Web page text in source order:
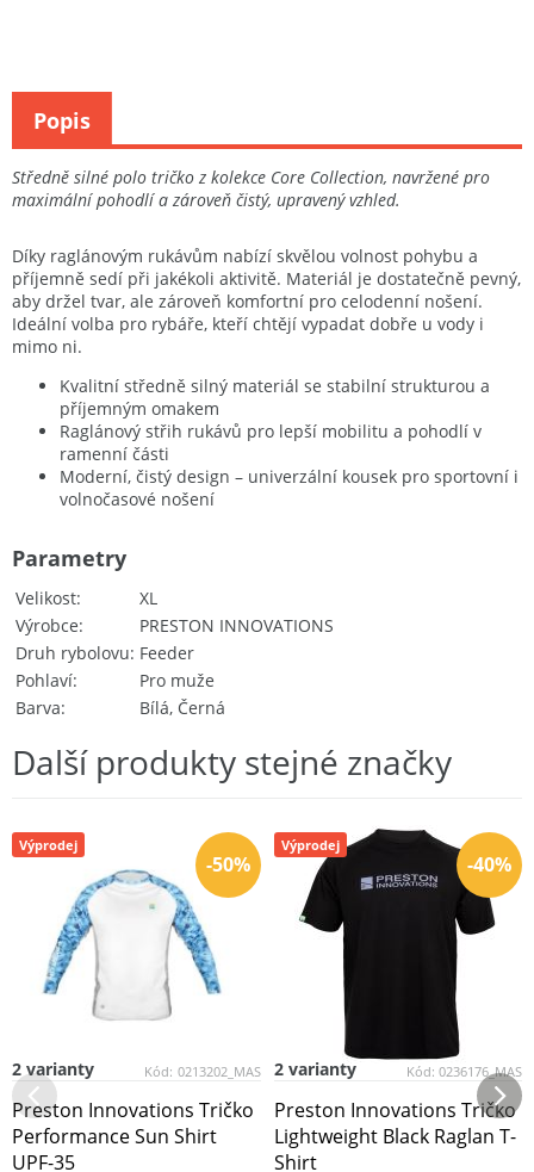
Středně silné polo tričko z kolekce Core Collection, navržené pro
maximální pohodlí a zároveň čistý, upravený vzhled.
Díky raglánovým rukávům nabízí skvělou volnost pohybu a
příjemně sedí při jakékoli aktivitě. Materiál je dostatečně pevný,
aby držel tvar, ale zároveň komfortní pro celodenní nošení.
Ideální volba pro rybáře, kteří chtějí vypadat dobře u vody i
mimo ni.
Kvalitní středně silný materiál se stabilní strukturou a
příjemným omakem
Raglánový střih rukávů pro lepší mobilitu a pohodlí v
ramenní části
Moderní, čistý design – univerzální kousek pro sportovní i
volnočasové nošení
Velikost
XL
Výrobce
PRESTON INNOVATIONS
Druh rybolovu Feeder
Pohlaví
Pro muže
Barva
Bílá, Černá
Parametry
Popis
Další produkty stejné značky
-50%
Výprodej
Kód: 0213202_MAS
2 varianty
Preston Innovations Tričko
Performance Sun Shirt
UPF-35
-40%
Výprodej
Kód: 0236176_MAS
2 varianty
Preston Innovations Tričko
Lightweight Black Raglan T-
Shirt